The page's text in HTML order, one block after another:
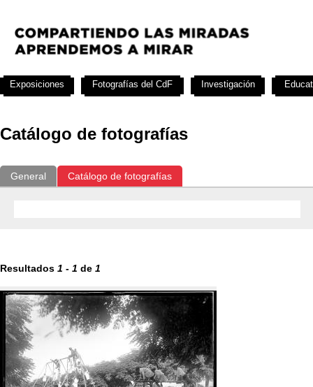
Catálogo de fotografías
General Catálogo de fotografías
Resultados 1 - 1 de 1
Exposiciones Fotografías del CdF Investigación